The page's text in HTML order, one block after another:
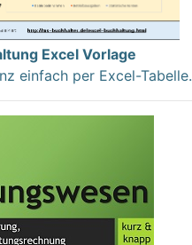
Excel Vorlage
einfach per Excel-Tabelle.